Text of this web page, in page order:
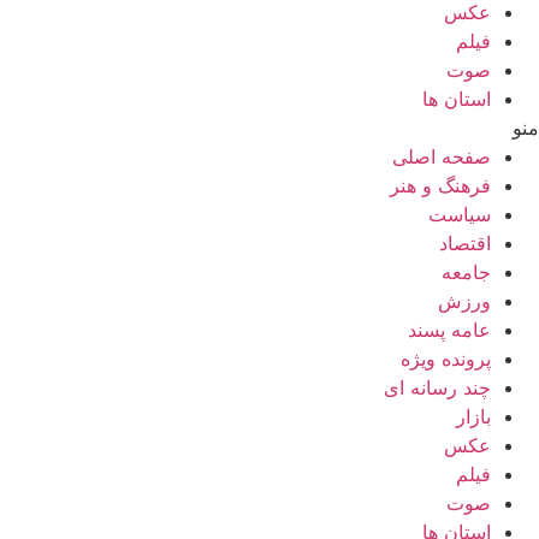
عکس
فیلم
صوت
استان ها
منو
صفحه اصلی
فرهنگ و هنر
سیاست
اقتصاد
جامعه
ورزش
عامه پسند
پرونده ویژه
چند رسانه ای
بازار
عکس
فیلم
صوت
استان ها